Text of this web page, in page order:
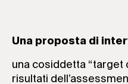
Una proposta di
una cosiddetta “target
risultati